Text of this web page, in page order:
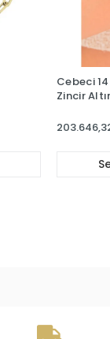
Cebeci
Zincir